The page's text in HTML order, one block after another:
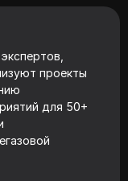
проекты
для 50+